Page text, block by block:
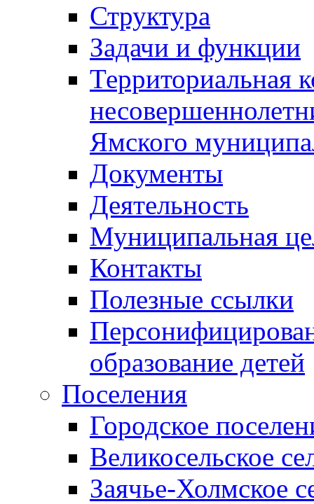
Структура
Задачи и функции
Территориальная
Ямского
Документы
Деятельность
Муниципальная
Контакты
Полезные ссылки
образование детей
Поселения
Городское
Великосельское
Заячье-Холмское